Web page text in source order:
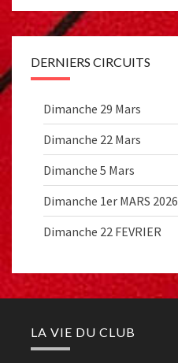
DERNIERS CIRCUITS
Dimanche 29 Mars
Dimanche 22 Mars
Dimanche 5 Mars
Dimanche 1er MARS 2026
Dimanche 22 FEVRIER
LA VIE DU CLUB